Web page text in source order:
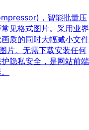
，智能批量压
见格式图片。采用业界
质的同时大幅减小文件
片。无需下载安装任何
隐私安全，是网站前端